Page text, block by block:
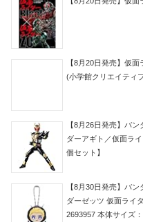
【8月20日発売】仮
(小学館クリエイティ
【8月26日発売】バ
ダーアギト／仮面ラ
個セット】
【8月30日発売】バ
ダーゼッツ 仮面ライ
2693957 本体サイズ